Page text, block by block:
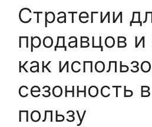
Стратегии
продавцов и
как
сезонность
пользу